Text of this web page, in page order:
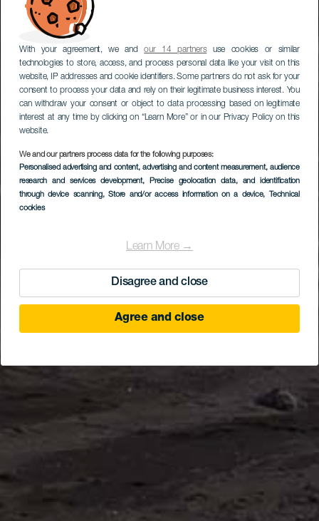
With your agreement, we andour 14 partnersuse cookies or similar
technologies to store, access, and process personal data like your visit on this
website, IP addresses and cookie identifiers. Some partners do not ask for your
consent to process your data and rely on their legitimate business interest. You
can withdraw your consent or object to data processing based on legitimate
interest at any time by clicking on “Learn More” or in our Privacy Policy on this
website.
We and our partners process data for the following purposes:
Personalised advertising and content, advertising and content measurement, audience
research and services development, Precise geolocation data, and identification
through device scanning, Store and/or access information on a device, Technical
cookies
Learn More →
Disagree and close
Agree and close